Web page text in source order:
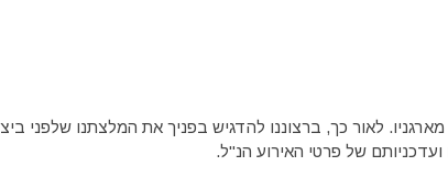
לאור כך, ברצוננו להדגיש בפניך את המלצתנו שלפני
של פרטי האירוע הנ"ל.